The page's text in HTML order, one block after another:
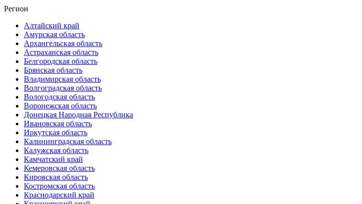
Регион
Алтайский край
Амурская область
Архангельская область
Астраханская область
Белгородская область
Брянская область
Владимирская область
Волгоградская область
Вологодская область
Воронежская область
Донецкая Народная Республика
Ивановская область
Иркутская область
Калининградская область
Калужская область
Камчатский край
Кемеровская область
Кировская область
Костромская область
Краснодарский край